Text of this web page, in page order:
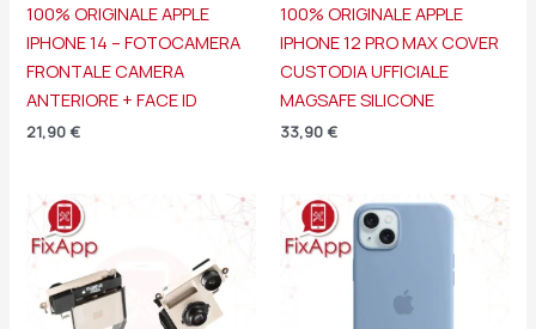
100% ORIGINALE APPLE
IPHONE 14 – FOTOCAMERA
FRONTALE CAMERA
ANTERIORE + FACE ID
21,90 €
100% ORIGINALE APPLE
IPHONE 12 PRO MAX COVER
CUSTODIA UFFICIALE
MAGSAFE SILICONE
33,90 €